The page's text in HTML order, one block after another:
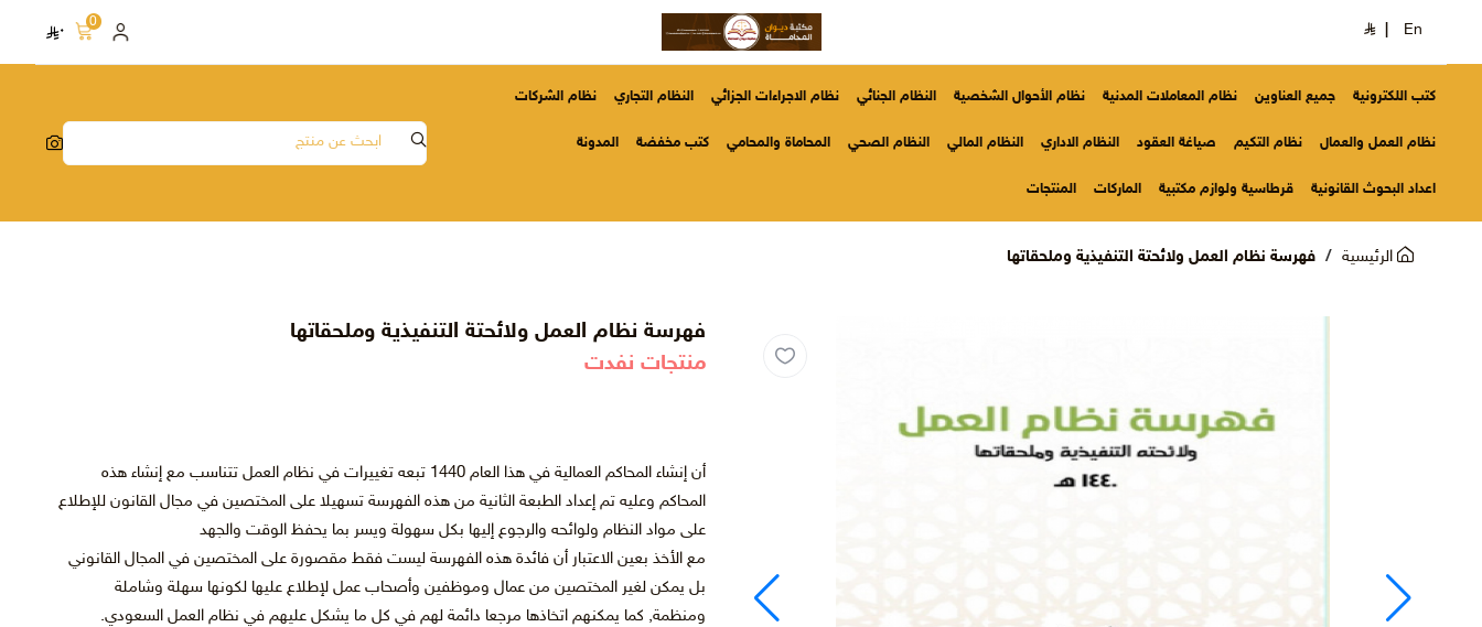
En
0 ٠
كتب اللكترونية جميع العناوين نظام المعاملات المدنية نظام الأحوال الشخصية النظام الجنائي نظام الاجراءات الجزائي النظام التجاري نظام الشركات
نظام العمل والعمال نظام التكيم صياغة العقود النظام الاداري النظام المالي النظام الصحي المحاماة والمحامي كتب مخفضة المدونة
اعداد البحوث القانونية قرطاسية ولوازم مكتبية الماركات المنتجات
الرئيسية فهرسة نظام العمل ولائحتة التنفيذية وملحقاتها
فهرسة نظام العمل ولائحتة التنفيذية وملحقاتها
منتجات نفدت
أن إنشاء المحاكم العمالية في هذا العام 1440 تبعه تغييرات في نظام العمل تتناسب مع إنشاء هذه
المحاكم وعليه تم إعداد الطبعة الثانية من هذه الفهرسة تسهيلا على المختصين في مجال القانون للإطلاع
على مواد النظام ولوائحه والرجوع إليها بكل سهولة ويسر بما يحفظ الوقت والجهد
مع الأخذ بعين الاعتبار أن فائدة هذه الفهرسة ليست فقط مقصورة على المختصين في المجال القانوني
بل يمكن لغير المختصين من عمال وموظفين وأصحاب عمل لإطلاع عليها لكونها سهلة وشاملة
ومنظمة, كما يمكنهم اتخاذها مرجعا دائمة لهم في كل ما يشكل عليهم في نظام العمل السعودي.